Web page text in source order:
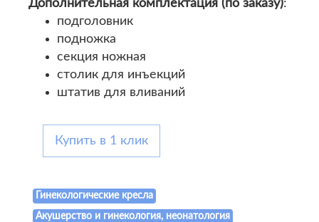
Дополнительная комплектация (по заказу):
подголовник
подножка
секция ножная
столик для инъекций
штатив для вливаний
Купить в 1 клик
Гинекологические кресла
Акушерство и гинекология, неонатология